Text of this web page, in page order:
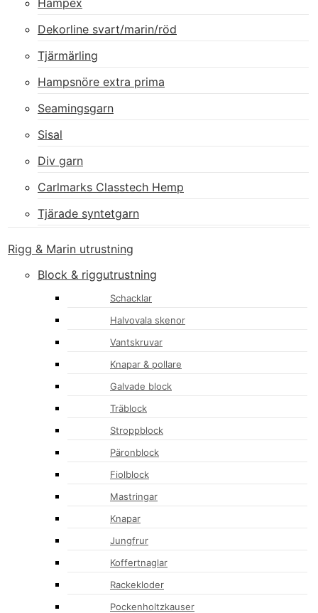
Hampex
Dekorline svart/marin/röd
Tjärmärling
Hampsnöre extra prima
Seamingsgarn
Sisal
Div garn
Carlmarks Classtech Hemp
Tjärade syntetgarn
Rigg & Marin utrustning
Block & riggutrustning
Schacklar
Halvovala skenor
Vantskruvar
Knapar & pollare
Galvade block
Träblock
Stroppblock
Päronblock
Fiolblock
Mastringar
Knapar
Jungfrur
Koffertnaglar
Rackekloder
Pockenholtzkauser